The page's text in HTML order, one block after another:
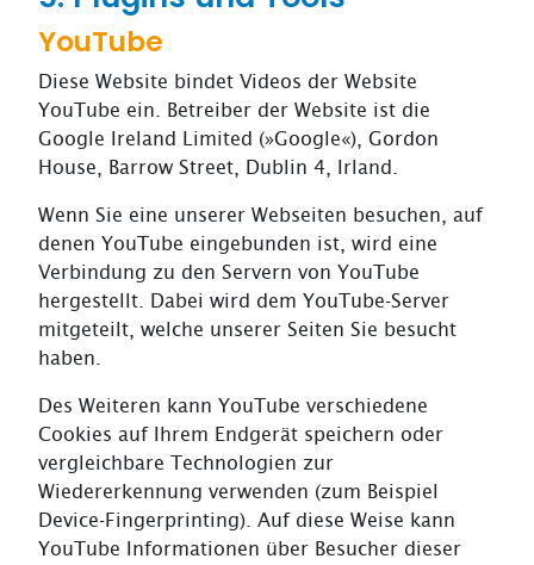
YouTube
Diese Website bindet Videos der Website
YouTube ein. Betreiber der Website ist die
Google Ireland Limited (»Google«), Gordon
House, Barrow Street, Dublin 4, Irland.
Wenn Sie eine unserer Webseiten besuchen, auf
denen YouTube eingebunden ist, wird eine
Verbindung zu den Servern von YouTube
hergestellt. Dabei wird dem YouTube-Server
mitgeteilt, welche unserer Seiten Sie besucht
haben.
Des Weiteren kann YouTube verschiedene
Cookies auf Ihrem Endgerät speichern oder
vergleichbare Technologien zur
Wiedererkennung verwenden (zum Beispiel
Device-Fingerprinting). Auf diese Weise kann
YouTube Informationen über Besucher dieser